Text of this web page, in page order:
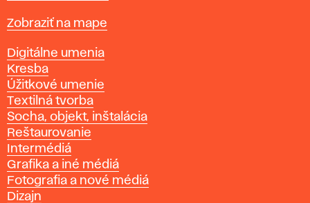
Mapa
Zobraziť na mape
Katedry
Digitálne umenia
Kresba
Úžitkové umenie
Textilná tvorba
Socha, objekt, inštalácia
Reštaurovanie
Intermédiá
Grafika a iné médiá
Fotografia a nové médiá
Dizajn